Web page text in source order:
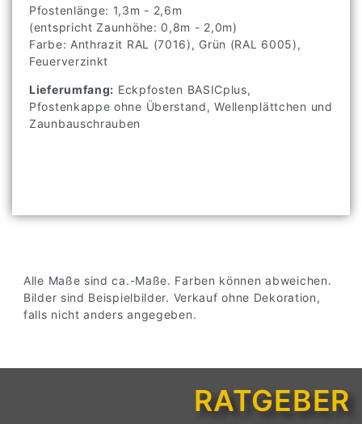
Pfostenlänge: 1,3m - 2,6m
(entspricht Zaunhöhe: 0,8m - 2,0m)
Farbe: Anthrazit RAL (7016), Grün (RAL 6005),
Feuerverzinkt
Lieferumfang: Eckpfosten BASICplus,
Pfostenkappe ohne Überstand, Wellenplättchen und
Zaunbauschrauben
Alle Maße sind ca.-Maße. Farben können abweichen.
Bilder sind Beispielbilder. Verkauf ohne Dekoration,
falls nicht anders angegeben.
RATGEBER